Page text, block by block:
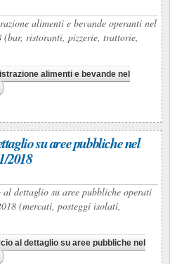
alimenti e bevande operanti nel
(bar, ristoranti, pizzerie, trattorie,
alimenti e bevande nel
su aree pubbliche nel
2018
dettaglio su aree pubbliche operati
(mercati, posteggi isolati,
al dettaglio su aree pubbliche nel